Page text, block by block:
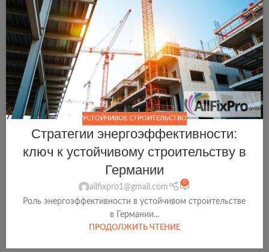
УСТОЙЧИВОЕ СТРОИТЕЛЬСТВО
Стратегии энергоэффективности:
ключ к устойчивому строительству в
Германии
allfixpro1@gmail.com
0
Роль энергоэффективности в устойчивом строительстве
в Германии...
ПРОДОЛЖИТЬ ЧТЕНИЕ